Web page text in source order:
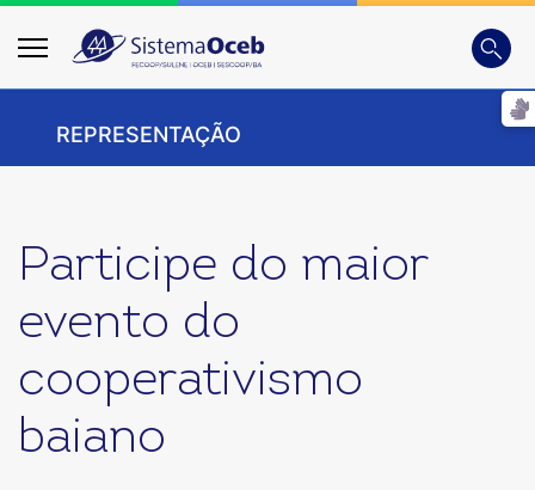
Busca
REPRESENTAÇÃO
Participe do maior
evento do
cooperativismo
baiano